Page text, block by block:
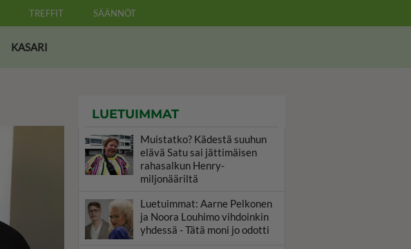
TREFFIT SÄÄNNÖT
KASARI
LUETUIMMAT
Muistatko? Kädestä suuhun
elävä Satu sai jättimäisen
rahasalkun Henry-
miljonääriltä
Luetuimmat: Aarne Pelkonen
ja Noora Louhimo vihdoinkin
yhdessä - Tätä moni jo odotti